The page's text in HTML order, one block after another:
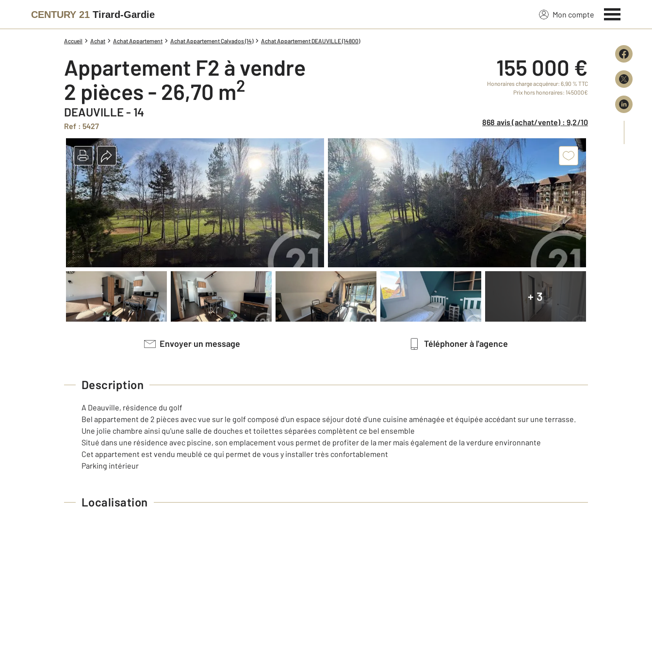
CENTURY 21 Tirard-Gardie Mon compte
Accueil Achat Achat Appartement Achat Appartement Calvados (14) Achat Appartement DEAUVILLE (14800)
Appartement F2 à vendre
2 pièces - 26,70 m2
DEAUVILLE - 14
Ref : 5427
155 000 €
Honoraires charge acquéreur: 6,90 % TTC
Prix hors honoraires: 145000€
868 avis (achat/vente) : 9,2/10
+ 3
Envoyer un message Téléphoner à l'agence
Description
A Deauville, résidence du golf
Bel appartement de 2 pièces avec vue sur le golf composé d'un espace séjour doté d'une cuisine aménagée et équipée accédant sur une terrasse.
Une jolie chambre ainsi qu'une salle de douches et toilettes séparées complètent ce bel ensemble
Situé dans une résidence avec piscine, son emplacement vous permet de profiter de la mer mais également de la verdure environnante
Cet appartement est vendu meublé ce qui permet de vous y installer très confortablement
Parking intérieur
Localisation